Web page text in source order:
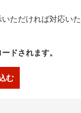
ただければ対応いた
ドされます。
む